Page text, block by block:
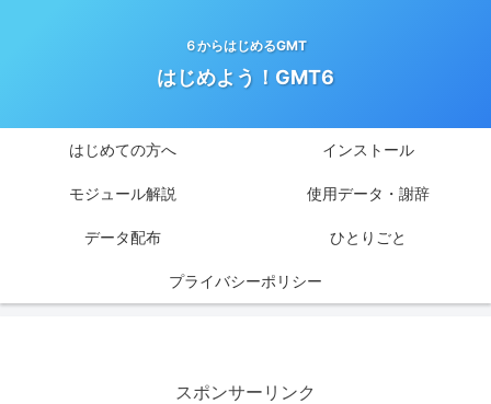
６からはじめるGMT
はじめよう！GMT6
はじめての方へ インストール
モジュール解説 使用データ・謝辞
データ配布 ひとりごと
プライバシーポリシー
スポンサーリンク